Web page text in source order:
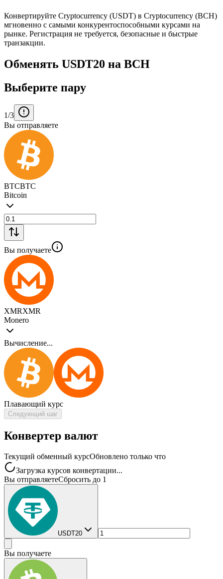
Конвертируйте Cryptocurrency (USDT) в Cryptocurrency (BCH)
мгновенно с самыми конкурентоспособными курсами на
рынке. Регистрация не требуется, безопасные и быстрые
транзакции.
Обменять USDT20 на BCH
Выберите пару
1/3
Вы отправляете
BTCBTC
Bitcoin
Вы получаете
XMRXMR
Monero
Вычисление...
Плавающий курс
Следующий шаг
Конвертер валют
Текущий обменный курсОбновлено только что
Загрузка курсов конвертации...
Вы отправляетеСбросить до 1
USDT20
Вы получаете